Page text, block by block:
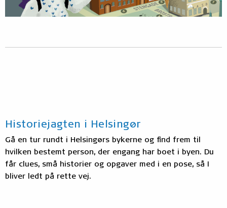
Historiejagten i Helsingør
Gå en tur rundt i Helsingørs bykerne og find frem til
hvilken bestemt person, der engang har boet i byen. Du
får clues, små historier og opgaver med i en pose, så I
bliver ledt på rette vej.